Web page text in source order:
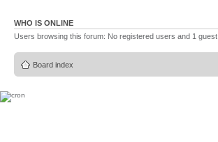
WHO IS ONLINE
Users browsing this forum: No registered users and 1 guest
Board index